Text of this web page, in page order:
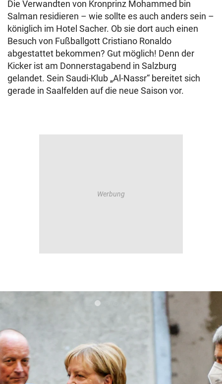
Die Verwandten von Kronprinz Mohammed bin
Salman residieren – wie sollte es auch anders sein –
königlich im Hotel Sacher. Ob sie dort auch einen
Besuch von Fußballgott Cristiano Ronaldo
abgestattet bekommen? Gut möglich! Denn der
Kicker ist am Donnerstagabend in Salzburg
gelandet. Sein Saudi-Klub „Al-Nassr“ bereitet sich
gerade in Saalfelden auf die neue Saison vor.